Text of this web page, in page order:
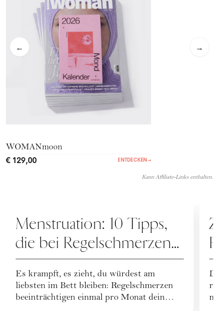
← →
WOMANmoon
€ 129,00 ENTDECKEN →
Kann Affiliate-Links enthalten.
Menstruation: 10 Tipps,
die bei Regelschmerzen
wirklich helfen
Es krampft, es zieht, du würdest am
liebsten im Bett bleiben: Regelschmerzen
beeinträchtigen einmal pro Monat dein